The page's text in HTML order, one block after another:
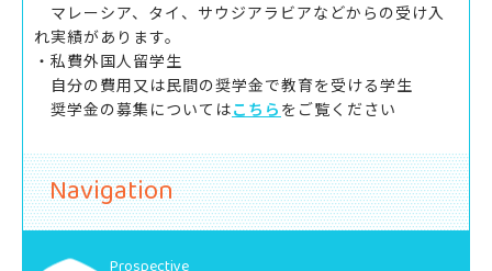
マレーシア、タイ、サウジアラビアなどからの受け入
れ実績があります。
・私費外国人留学生
自分の費用又は民間の奨学金で教育を受ける学生
奨学金の募集についてはこちら をご覧ください
Navigation